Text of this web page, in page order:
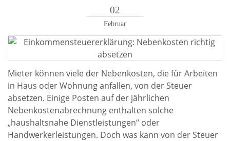
02
Februar
Mieter können viele der Nebenkosten, die für Arbeiten
in Haus oder Wohnung anfallen, von der Steuer
absetzen. Einige Posten auf der jährlichen
Nebenkostenabrechnung enthalten solche
„haushaltsnahe Dienstleistungen“ oder
Handwerkerleistungen. Doch was kann von der Steuer